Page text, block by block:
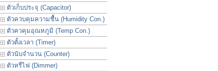
ตัวเก็บประจุ (Capacitor)
ตัวควบคุมความชื้น (Humidity Con.)
ตัวควคุมอุณหภูมิ (Temp Con.)
ตัวตั้งเวลา (Timer)
ตัวนับจำนวน (Counter)
ตัวหรี่ไฟ (Dimmer)